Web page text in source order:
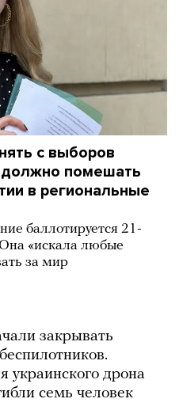
с выборов
должно помешать
в региональные
баллотируется 21-
«искала любые
за мир
закрывать
украинского дрона
семь человек